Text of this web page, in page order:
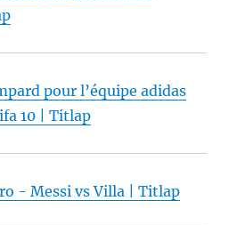
pour l’équipe adidas
10 | Titlap
- Messi vs Villa | Titlap